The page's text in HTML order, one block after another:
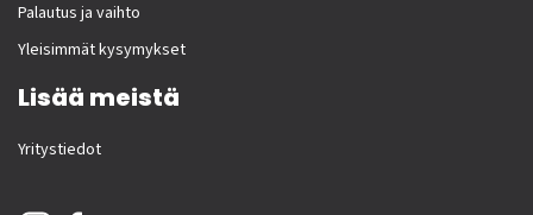
Palautus ja vaihto
Yleisimmät kysymykset
Lisää meistä
Yritystiedot